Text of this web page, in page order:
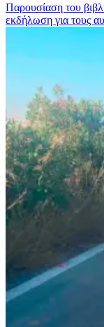
Παρουσίαση του
εκδήλωση για τους